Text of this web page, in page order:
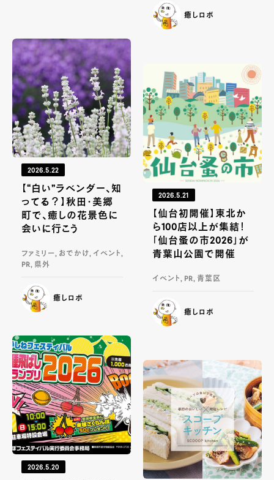
癒しロボ
2026.5.22
【“白い”ラベンダー、知
ってる？】秋田・美郷
町で、癒しの花景色に
会いに行こう
ファミリー, おでかけ, イベント,
PR, 県外
癒しロボ
2026.5.21
【仙台初開催】東北か
ら100店以上が集結！
「仙台蚤の市2026」が
青葉山公園で開催
イベント, PR, 青葉区
癒しロボ
2026.5.20